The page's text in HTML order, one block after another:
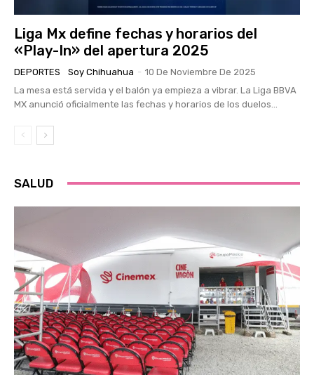
Liga Mx define fechas y horarios del
«Play-In» del apertura 2025
DEPORTES Soy Chihuahua - 10 De Noviembre De 2025
La mesa está servida y el balón ya empieza a vibrar. La Liga BBVA
MX anunció oficialmente las fechas y horarios de los duelos...
SALUD